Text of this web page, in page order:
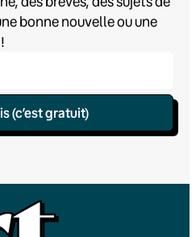
bonne nouvelle ou une
(c’est gratuit)